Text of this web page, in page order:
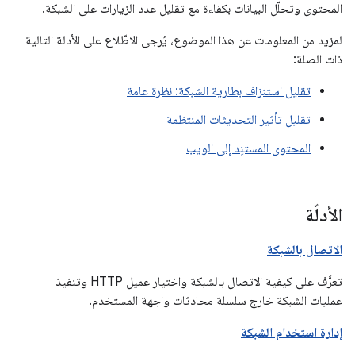
المحتوى وتحلّل البيانات بكفاءة مع تقليل عدد الزيارات على الشبكة.
لمزيد من المعلومات عن هذا الموضوع، يُرجى الاطّلاع على الأدلة التالية
ذات الصلة:
تقليل استنزاف بطارية الشبكة: نظرة عامة
تقليل تأثير التحديثات المنتظمة
المحتوى المستنِد إلى الويب
الأدلّة
الاتصال بالشبكة
تعرَّف على كيفية الاتصال بالشبكة واختيار عميل HTTP وتنفيذ
عمليات الشبكة خارج سلسلة محادثات واجهة المستخدم.
إدارة استخدام الشبكة